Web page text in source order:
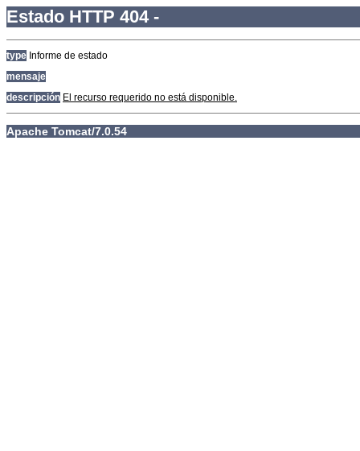
Estado HTTP 404 -
type Informe de estado
mensaje
descripción El recurso requerido no está disponible.
Apache Tomcat/7.0.54